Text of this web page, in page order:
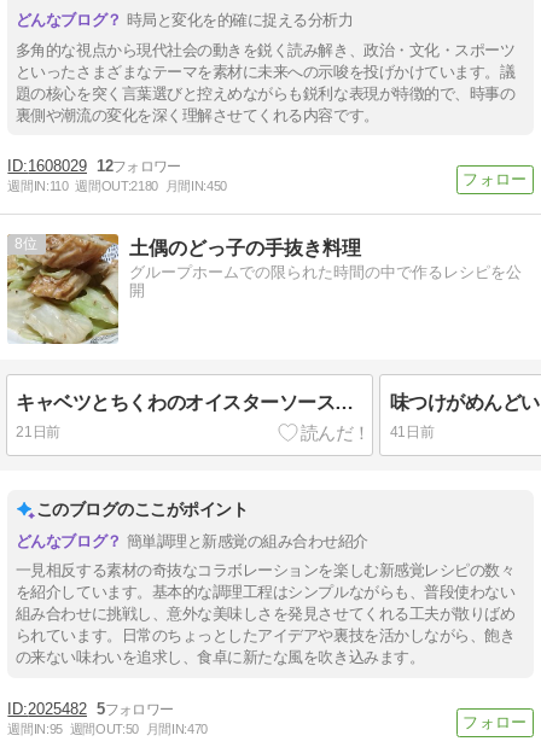
時局と変化を的確に捉える分析力
多角的な視点から現代社会の動きを鋭く読み解き、政治・文化・スポーツ
といったさまざまなテーマを素材に未来への示唆を投げかけています。議
題の核心を突く言葉選びと控えめながらも鋭利な表現が特徴的で、時事の
裏側や潮流の変化を深く理解させてくれる内容です。
1608029 12
週間IN:110 週間OUT:2180 月間IN:450
8 土偶のどっ子の手抜き料理
グループホームでの限られた時間の中で作るレシピを公
開
キャベツとちくわのオイスターソースマヨネーズ【5分・レンチン】
21日前 41日前
このブログのここがポイント
簡単調理と新感覚の組み合わせ紹介
一見相反する素材の奇抜なコラボレーションを楽しむ新感覚レシピの数々
を紹介しています。基本的な調理工程はシンプルながらも、普段使わない
組み合わせに挑戦し、意外な美味しさを発見させてくれる工夫が散りばめ
られています。日常のちょっとしたアイデアや裏技を活かしながら、飽き
の来ない味わいを追求し、食卓に新たな風を吹き込みます。
2025482 5
週間IN:95 週間OUT:50 月間IN:470